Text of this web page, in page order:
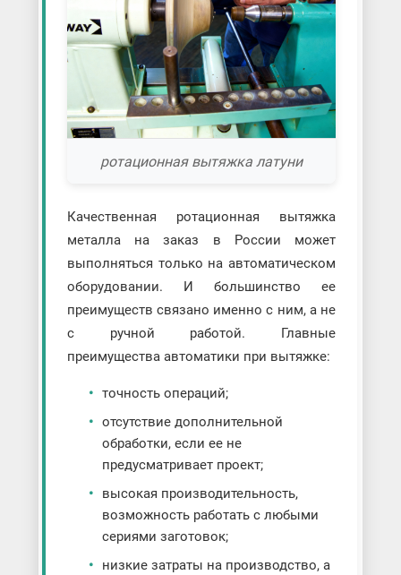
ротационная вытяжка латуни
Качественная ротационная вытяжка
металла на заказ в России может
выполняться только на автоматическом
оборудовании. И большинство ее
преимуществ связано именно с ним, а не
с ручной работой. Главные
преимущества автоматики при вытяжке:
точность операций;
отсутствие дополнительной
обработки, если ее не
предусматривает проект;
высокая производительность,
возможность работать с любыми
сериями заготовок;
низкие затраты на производство, а